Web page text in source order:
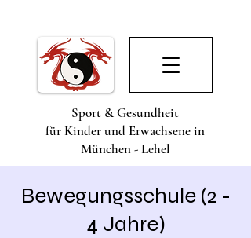
Sport & Gesundheit
für Kinder und Erwachsene in
München - Lehel
Bewegungsschule (2 -
4 Jahre)